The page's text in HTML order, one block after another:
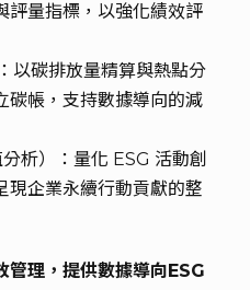
評量指標，以強化績效評
以碳排放量精算與熱點分
碳帳，支持數據導向的減
析）：量化 ESG 活動創
現企業永續行動貢獻的整
管理，提供數據導向ESG